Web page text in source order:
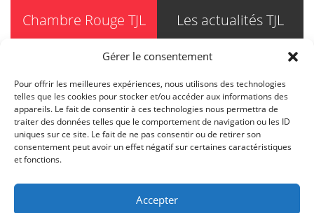
Gérer le consentement
Pour offrir les meilleures expériences, nous utilisons des technologies
telles que les cookies pour stocker et/ou accéder aux informations des
appareils. Le fait de consentir à ces technologies nous permettra de
traiter des données telles que le comportement de navigation ou les ID
uniques sur ce site. Le fait de ne pas consentir ou de retirer son
consentement peut avoir un effet négatif sur certaines caractéristiques
et fonctions.
Accepter
Chambre Rouge TJL Les actualités TJL
TRUDEL JOHNSTON & LESPÉRANCE
Avocats / Barristers & Solicitors
750, Côte de la Place d'Armes, Suite 90
Montréal (Quebec) H2Y 2X8
T514 871-8385
1-844-588-8385
info@tjl.quebec